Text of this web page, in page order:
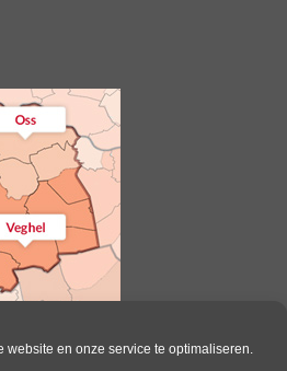
website en onze service te optimaliseren.